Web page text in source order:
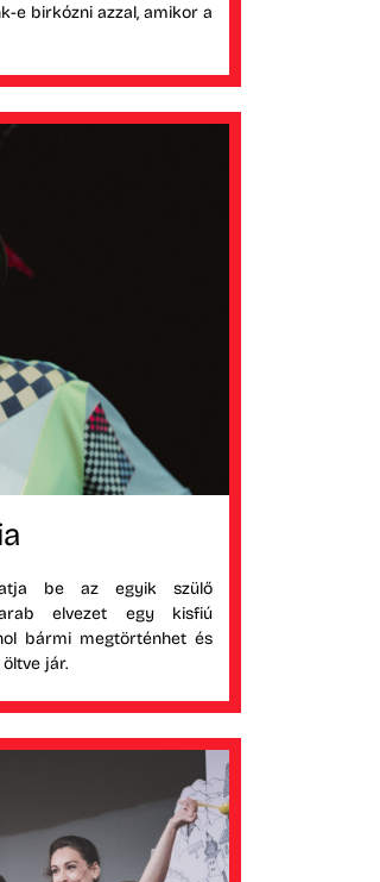
e birkózni azzal, amikor a
be az egyik szülő
elvezet egy kisfiú
bármi megtörténhet és
jár.